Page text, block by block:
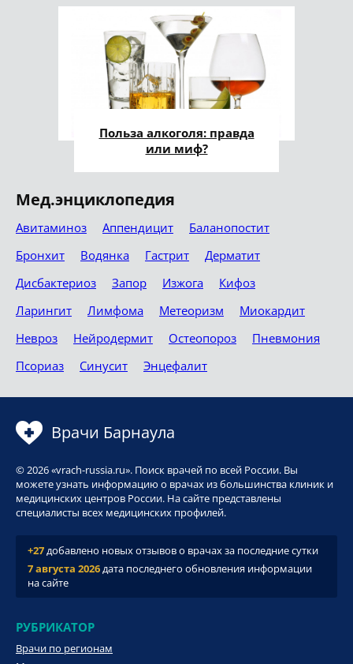
Польза алкоголя: правда
или миф?
Мед.энциклопедия
Авитаминоз Аппендицит
Баланопостит
Бронхит
Водянка Гастрит
Дерматит
Дисбактериоз
Запор Изжога
Кифоз
Ларингит
Лимфома Метеоризм
Миокардит
Невроз
Нейродермит Остеопороз
Пневмония
Псориаз
Синусит Энцефалит
Врачи Барнаула
© 2026 «vrach-russia.ru». Поиск врачей по всей России. Вы
можете узнать информацию о врачах из большинства клиник и
медицинских центров России. На сайте представлены
специалисты всех медицинских профилей.
+27добавлено новых отзывов о врачах за последние сутки
7 августа 2026дата последнего обновления информации
на сайте
РУБРИКАТОР
Врачи по регионам